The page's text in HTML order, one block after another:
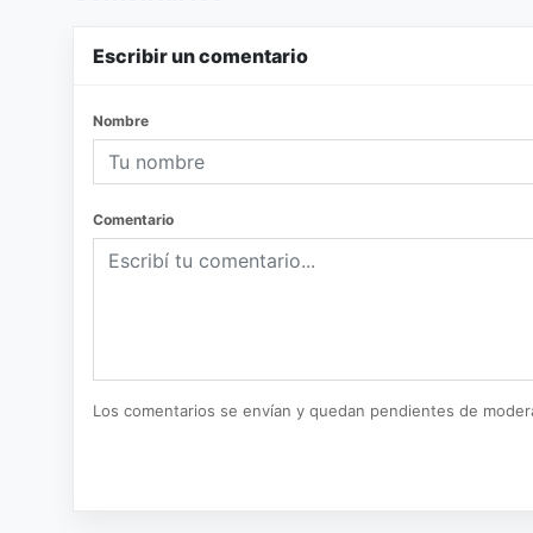
Escribir un comentario
Nombre
Comentario
Los comentarios se envían y quedan pendientes de